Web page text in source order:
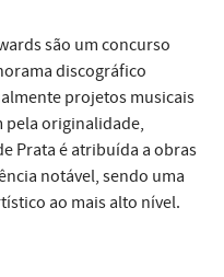
são um concurso
discográfico
projetos musicais
pela originalidade,
Prata é atribuída a obras
notável, sendo uma
ao mais alto nível.